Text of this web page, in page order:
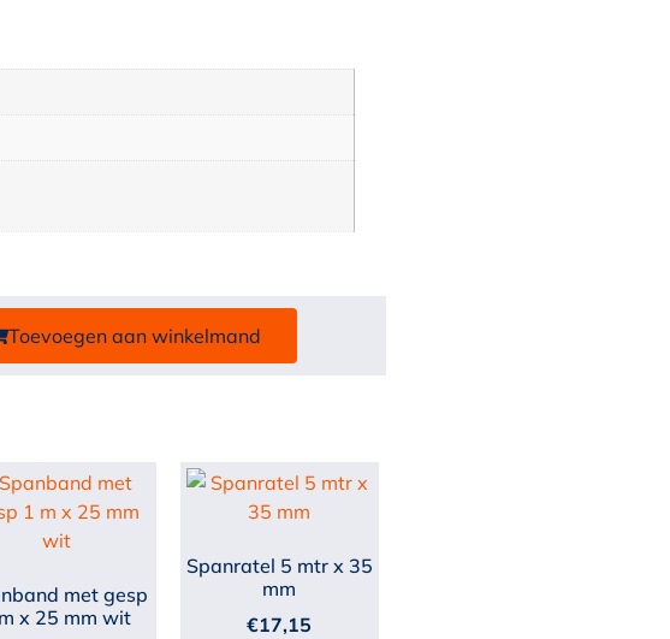
Toevoegen aan winkelmand
met gesp
x 25 mm wit
Spanratel 5 mtr x 35
mm
€17,15